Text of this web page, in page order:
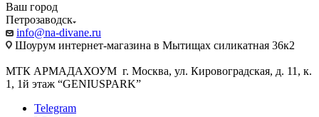
Ваш город
Петрозаводск
info@na-divane.ru
Шоурум интернет-магазина в Мытищах силикатная 36к2
МТК АРМАДАХОУМ г. Москва, ул. Кировоградская, д. 11, к.
1, 1й этаж “GENIUSPARK”
Telegram